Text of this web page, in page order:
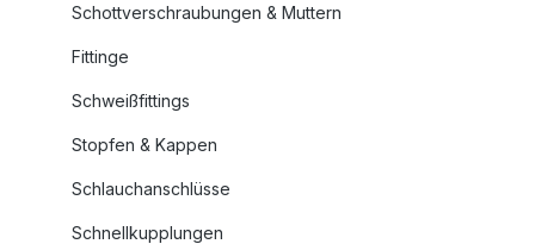
Schottverschraubungen & Muttern
Fittinge
Schweißfittings
Stopfen & Kappen
Schlauchanschlüsse
Schnellkupplungen